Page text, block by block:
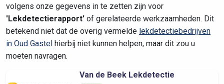
volgens onze gegevens in te zetten zijn voor
'Lekdetectierapport' of gerelateerde werkzaamheden. Dit
betekend niet dat de overig vermelde lekdetectiebedrijven
in Oud Gastel hierbij niet kunnen helpen, maar dit zou u
moeten navragen.
Van de Beek Lekdetectie